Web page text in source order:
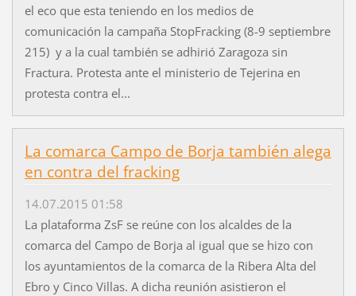
el eco que esta teniendo en los medios de
comunicación la campaña StopFracking (8-9 septiembre
215) y a la cual también se adhirió Zaragoza sin
Fractura. Protesta ante el ministerio de Tejerina en
protesta contra el...
La comarca Campo de Borja también alega
en contra del fracking
14.07.2015 01:58
La plataforma ZsF se reúne con los alcaldes de la
comarca del Campo de Borja al igual que se hizo con
los ayuntamientos de la comarca de la Ribera Alta del
Ebro y Cinco Villas. A dicha reunión asistieron el